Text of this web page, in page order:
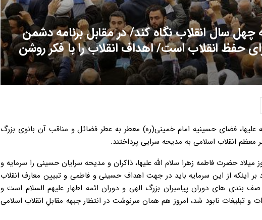
چهل سال انقلاب نگاه کند/ در مقابل برنامه دشمن
حفظ انقلاب است/ اهداف انقلاب را با فکر روشن
علیها، فضای حسینیه امام خمینی(ره) معطر به عطر فضائل و مناقب آن بانوی بزرگ
معظم انقلاب اسلامی به مدیحه سرایی پرداختند.
حضرت فاطمه زهرا سلام الله علیها، ذاکران و مدیحه سرایان حسینی را سرمایه و
بر اینکه از این سرمایه باید در جهت اهداف حسینی و فاطمی و تبیین معارف انقلاب
های دوران پیامبران بزرگ الهی و دوران ائمه اطهار علیهم السلام است و
و تبلیغات نابود شد، امروز هم همان سرنوشت در انتظار جبهه مقابلِ انقلاب اسلامی